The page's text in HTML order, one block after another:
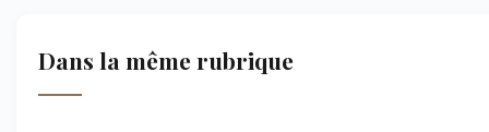
Dans la même rubrique